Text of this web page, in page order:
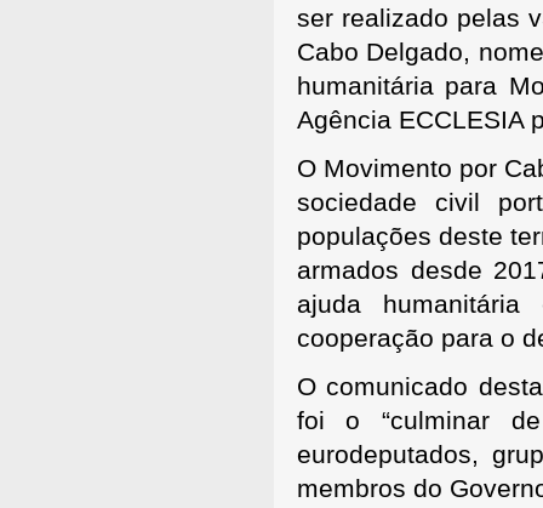
ser realizado pelas
Cabo Delgado,
humanitária para
Agência ECCLESIA
O Movimento por
sociedade civil
populações deste
armados desde
ajuda
cooperação para o
O comunicado
foi o “culminar
eurodeputados,
membros do